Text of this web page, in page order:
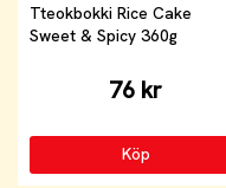
Tteokbokki Rice Cake
Sweet & Spicy 360g
76 kr
Köp